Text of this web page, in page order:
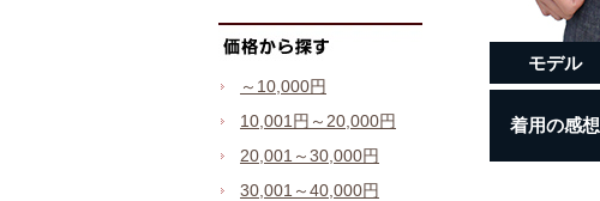
～10,000円
10,001円～20,000円
20,001～30,000円
30,001～40,000円
モデル
着用の感想